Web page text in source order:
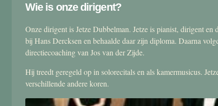
Wie is onze dirigent?
Onze dirigent is Jetze Dubbelman. Jetze is pianist, dirigent
bij Hans Dercksen en behaalde daar zijn diploma. Daarna
directiecoaching van Jos van der Zijde.
Hij treedt geregeld op in solorecitals en als kamermusicus.
verschillende andere koren.